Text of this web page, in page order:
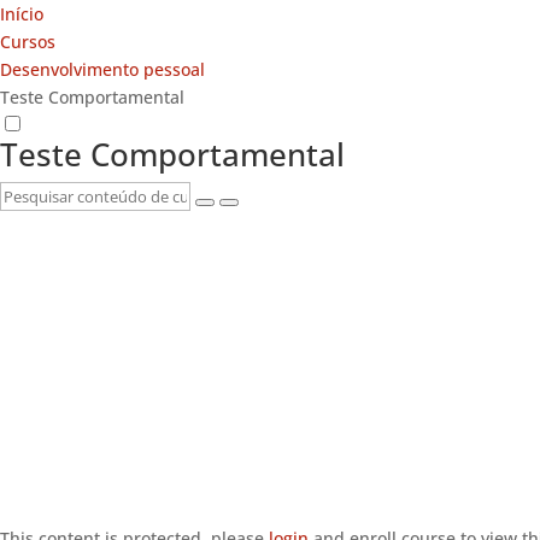
Início
Cursos
Desenvolvimento pessoal
Teste Comportamental
Teste Comportamental